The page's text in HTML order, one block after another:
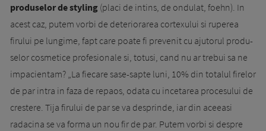
produselor de styling (placi de intins, de ondulat, foehn). In
acest caz, putem vorbi de deteriorarea cortexului si ruperea
firului pe lungime, fapt care poate fi prevenit cu ajutorul produ­
selor cosmetice profesionale si, totusi, cand nu ar trebui sa ne
impa­cien­tam? „La fiecare sase-sapte luni, 10% din totalul firelor
de par intra in faza de repaos, odata cu ince­tarea procesului de
crestere. Tija firului de par se va desprinde, iar din aceeasi
radacina se va forma un nou fir de par. Putem vorbi si despre